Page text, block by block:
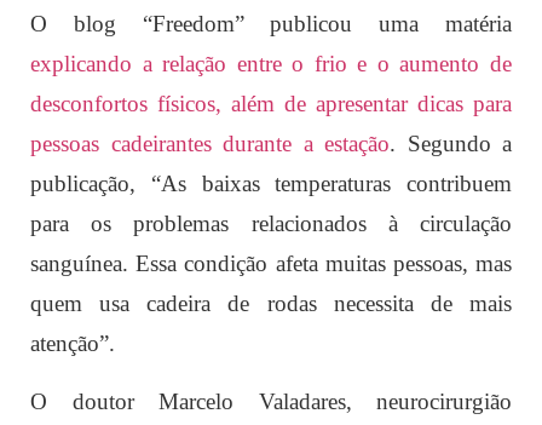
O blog “Freedom” publicou uma matéria
explicando a relação entre o frio e o aumento de
desconfortos físicos, além de apresentar dicas para
pessoas cadeirantes durante a estação. Segundo a
publicação, “As baixas temperaturas contribuem
para os problemas relacionados à circulação
sanguínea. Essa condição afeta muitas pessoas, mas
quem usa cadeira de rodas necessita de mais
atenção”.
O doutor Marcelo Valadares, neurocirurgião